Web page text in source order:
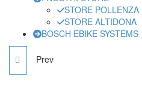
STORE POLLENZA
STORE ALTIDONA
BOSCH EBIKE SYSTEMS
SPECIALIZED SIRRUS
Prev